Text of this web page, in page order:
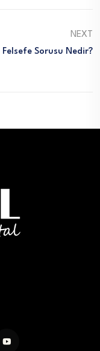
NEXT
Felsefe Sorusu Nedir?